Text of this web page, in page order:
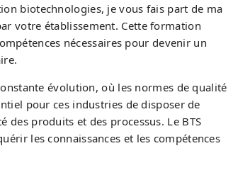
biotechnologies, je vous fais part de ma
votre établissement. Cette formation
nécessaires pour devenir un
évolution, où les normes de qualité
pour ces industries de disposer de
produits et des processus. Le BTS
les connaissances et les compétences